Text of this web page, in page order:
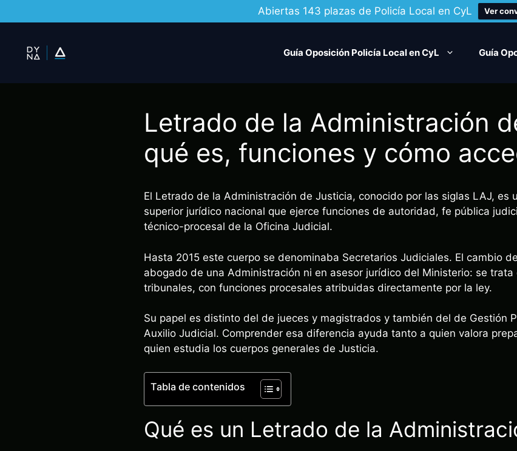
Abiertas 143 plazas de Policía Local en CyL Ver
contenido
Guía Oposición Policía Local en CyL Guía
Letrado de la Administración
qué es, funciones y cómo
El Letrado de la Administración de Justicia, conocido por las siglas LAJ, es
superior jurídico nacional que ejerce funciones de autoridad, fe pública
técnico-procesal de la Oficina Judicial.
Hasta 2015 este cuerpo se denominaba Secretarios Judiciales. El cambio
abogado de una Administración ni en asesor jurídico del Ministerio: se
tribunales, con funciones procesales atribuidas directamente por la ley.
Su papel es distinto del de jueces y magistrados y también del de Gestión
Auxilio Judicial. Comprender esa diferencia ayuda tanto a quien valora
quien estudia los cuerpos generales de Justicia.
Tabla de contenidos
Qué es un Letrado de la